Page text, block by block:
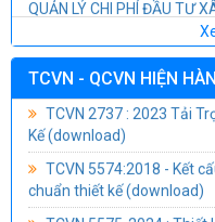
Nghị định số 06/2021/
một số nội dung về quản
bảo trì công trình xây dựng
Thông Tư 04/2019/TT-
26/2016/TT-BXD Ngày
và bảo trì công trình xây
Nghị định số 85-2025-
thi hành một số điều của
TCVN - QCVN HIỆN
TCVN 2737 : 2023 Tải
Kế
(download)
TCVN 5574:2018 - Kết
chuẩn thiết kế(download)
TCVN 5575-2024 : Thiết